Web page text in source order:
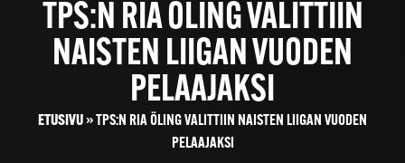
TPS:N RIA ÖLING VALITTIIN
NAISTEN LIIGAN VUODEN
PELAAJAKSI
ETUSIVU»TPS:N RIA ÖLING VALITTIIN NAISTEN LIIGAN VUODEN
PELAAJAKSI